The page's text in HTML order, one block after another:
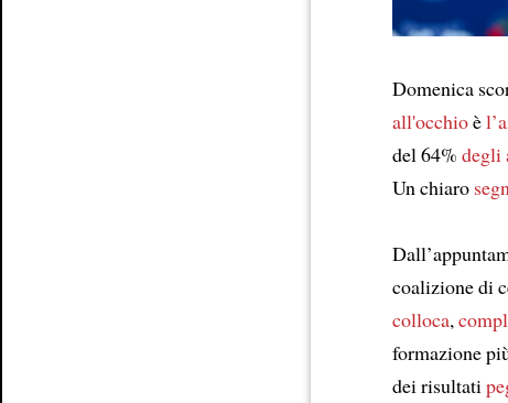
Domenica
all'occhioè
del 64% degli
Un chiaro
coalizione di
colloca,
formazione
dei risultati